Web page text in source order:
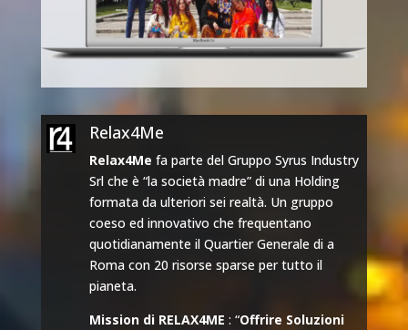
Relax4Me
Relax4Me fa parte del Gruppo Syrus Industry
Srl che è “la società madre” di una Holding
formata da ulteriori sei realtà. Un gruppo
coeso ed innovativo che frequentano
quotidianamente il Quartier Generale di a
Roma con 20 risorse sparse per tutto il
pianeta.
Mission di RELAX4ME : “Offrire Soluzioni